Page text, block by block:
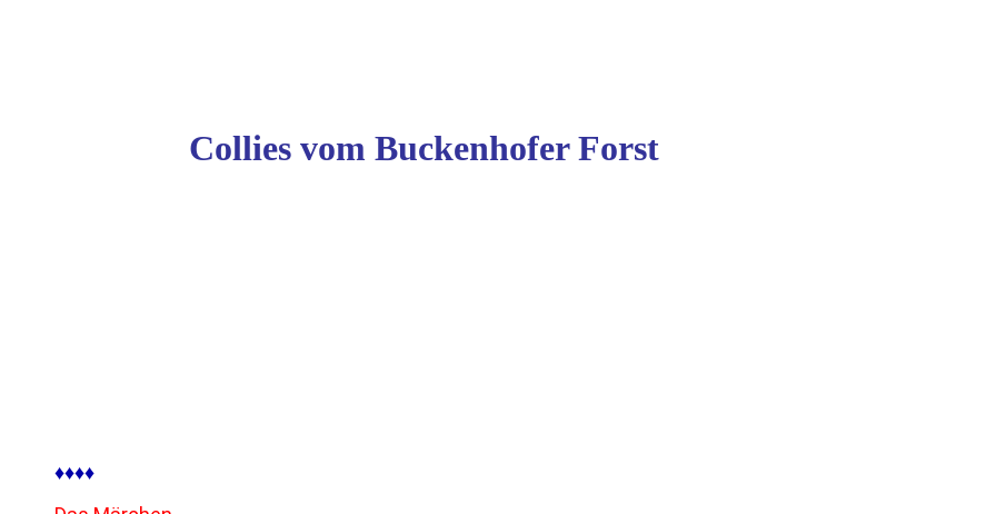
Collies vom Buckenhofer Forst
♦♦♦♦